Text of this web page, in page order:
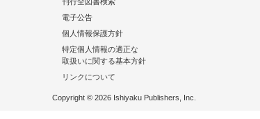
電子公告
個人情報保護方針
特定個人情報の適正な
取扱いに関する基本方針
リンクについて
Copyright © 2026 Ishiyaku Publishers, Inc.